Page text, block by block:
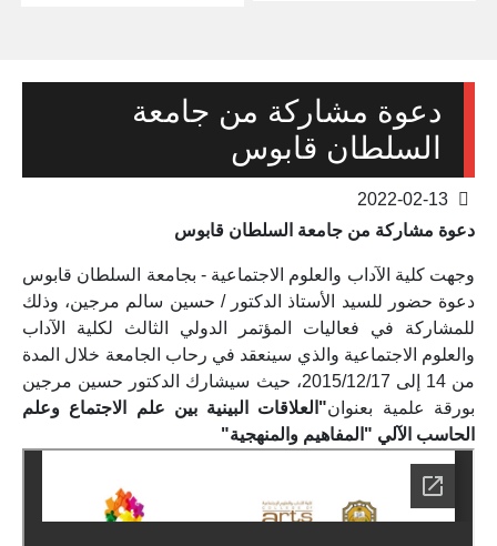
دعوة مشاركة من جامعة
السلطان قابوس
دعوة مشاركة من جامعة السلطان قابوس
وجهت كلية الآداب والعلوم الاجتماعية - بجامعة السلطان قابوس
دعوة حضور للسيد الأستاذ الدكتور / حسين سالم مرجين، وذلك
للمشاركة في فعاليات المؤتمر الدولي الثالث لكلية الآداب
والعلوم الاجتماعية والذي سينعقد في رحاب الجامعة خلال المدة
من 14 إلى 2015/12/17، حيث سيشارك الدكتور حسين مرجين
بورقة علمية بعنوان"العلاقات البينية بين علم الاجتماع وعلم
الحاسب الآلي "المفاهيم والمنهجية"